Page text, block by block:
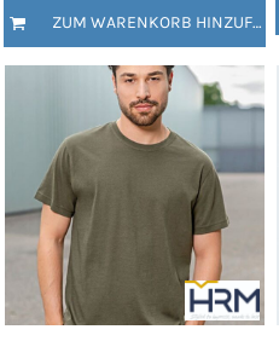
ZUM WARENKORB HINZUFÜGEN